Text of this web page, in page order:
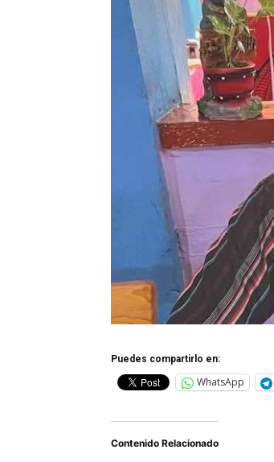
Puedes compartirlo en:
WhatsApp
Contenido Relacionado